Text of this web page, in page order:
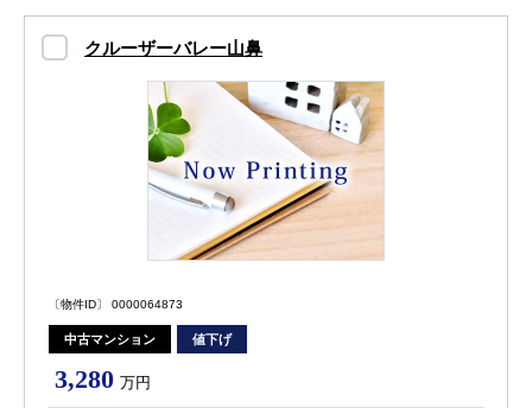
クルーザーバレー山鼻
〔物件ID〕 0000064873
中古マンション 値下げ
3,280 万円